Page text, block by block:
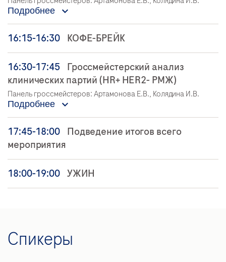
Подробнее
16:15-16:30 КОФЕ-БРЕЙК
16:30-17:45 Гроссмейстерский анализ
клинических партий (HR+ HER2- РМЖ)
Панель гроссмейстеров: Артамонова Е.В., Колядина И.В.
Подробнее
17:45-18:00 Подведение итогов всего
мероприятия
18:00-19:00 УЖИН
Спикеры